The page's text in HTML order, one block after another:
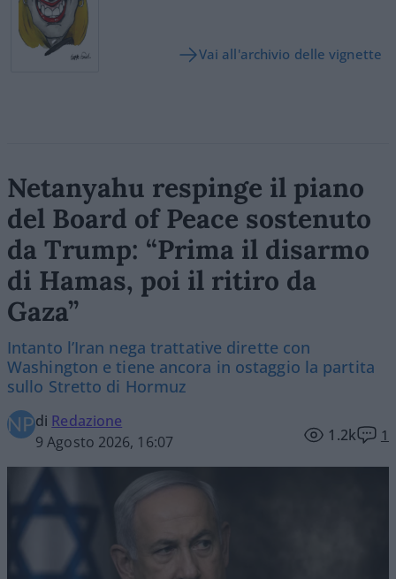
Vai all'archivio delle vignette
Netanyahu respinge il piano
del Board of Peace sostenuto
da Trump: “Prima il disarmo
di Hamas, poi il ritiro da
Gaza”
Intanto l’Iran nega trattative dirette con
Washington e tiene ancora in ostaggio la partita
sullo Stretto di Hormuz
di Redazione
9 Agosto 2026, 16:07
1.2k 1